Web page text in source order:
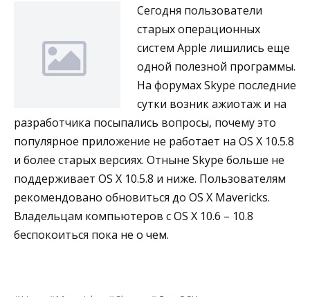
Сегодня пользователи
старых операционных
систем Apple лишились еще
одной полезной программы.
На форумах Skype последние
сутки возник ажиотаж и на
разработчика посыпались вопросы, почему это
популярное приложение не работает на OS X 10.5.8
и более старых версиях. Отныне Skype больше не
поддерживает OS X 10.5.8 и ниже. Пользователям
рекомендовано обновиться до OS X Mavericks.
Владельцам компьютеров с OS X 10.6 – 10.8
беспокоиться пока не о чем.